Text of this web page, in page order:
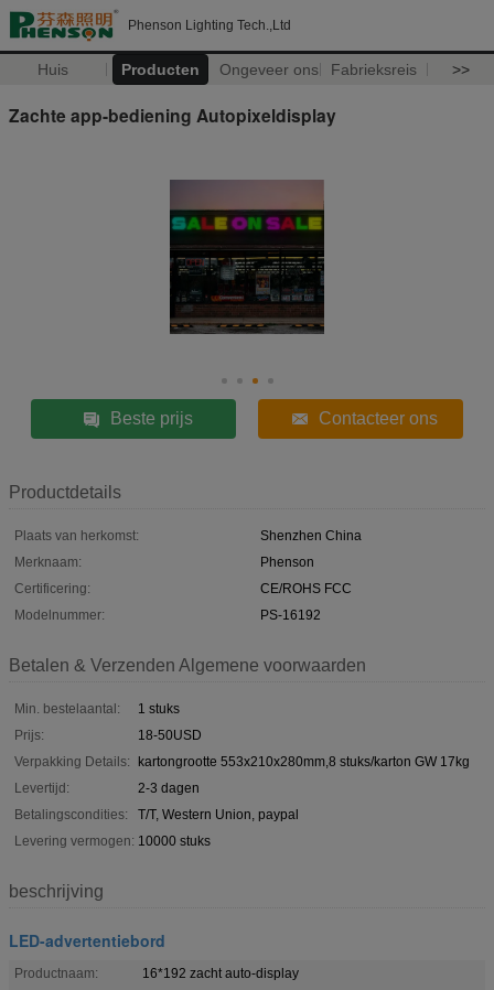
Phenson Lighting Tech.,Ltd
Huis Producten Ongeveer ons Fabrieksreis >>
Zachte app-bediening Autopixeldisplay
Beste prijs Contacteer ons
Productdetails
Plaats van herkomst:
Shenzhen China
Merknaam:
Phenson
Certificering:
CE/ROHS FCC
Modelnummer:
PS-16192
Betalen & Verzenden Algemene voorwaarden
Min. bestelaantal:
1 stuks
Prijs:
18-50USD
Verpakking Details: kartongrootte 553x210x280mm,8 stuks/karton GW 17kg
Levertijd:
2-3 dagen
Betalingscondities:
T/T, Western Union, paypal
Levering vermogen: 10000 stuks
beschrijving
LED-advertentiebord
Productnaam:
16*192 zacht auto-display